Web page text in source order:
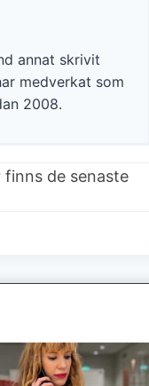
annat skrivit
medverkat som
2008.
de senaste